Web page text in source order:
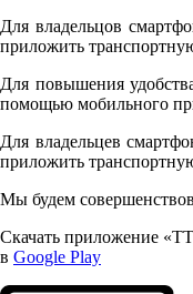
Для владельцов
приложить
Для повышения
помощью мобильного
Для владельцев
приложить
Мы будем
Скачать приложение
в Google Play